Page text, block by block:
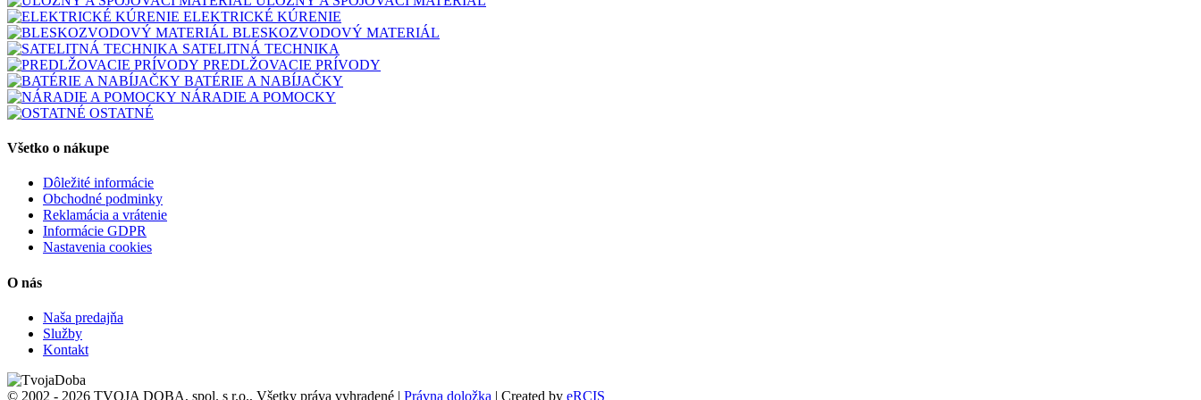
ELEKTRICKÉ KÚRENIE
BLESKOZVODOVÝ MATERIÁL
SATELITNÁ TECHNIKA
PREDLŽOVACIE PRÍVODY
BATÉRIE A NABÍJAČKY
NÁRADIE A POMOCKY
OSTATNÉ
Všetko o nákupe
Dôležité informácie
Obchodné podminky
Reklamácia a vrátenie
Informácie GDPR
Nastavenia cookies
O nás
Naša predajňa
Služby
Kontakt
© 2002 - 2026 TVOJA DOBA, spol. s r.o., Všetky práva vyhradené | Právna doložka | Created by eRCIS